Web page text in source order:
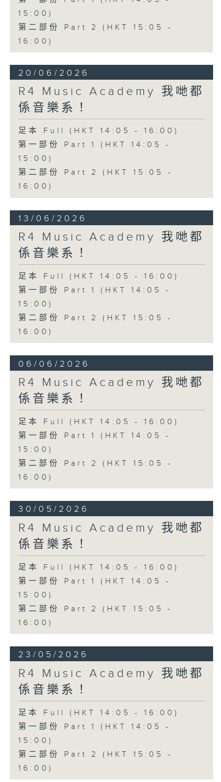
15:00)
第二部份 Part 2 (HKT 15:05 -
16:00)
20/06/2026
R4 Music Academy 我哋都
係音樂系！
足本 Full (HKT 14:05 - 16:00)
第一部份 Part 1 (HKT 14:05 -
15:00)
第二部份 Part 2 (HKT 15:05 -
16:00)
13/06/2026
R4 Music Academy 我哋都
係音樂系！
足本 Full (HKT 14:05 - 16:00)
第一部份 Part 1 (HKT 14:05 -
15:00)
第二部份 Part 2 (HKT 15:05 -
16:00)
06/06/2026
R4 Music Academy 我哋都
係音樂系！
足本 Full (HKT 14:05 - 16:00)
第一部份 Part 1 (HKT 14:05 -
15:00)
第二部份 Part 2 (HKT 15:05 -
16:00)
30/05/2026
R4 Music Academy 我哋都
係音樂系！
足本 Full (HKT 14:05 - 16:00)
第一部份 Part 1 (HKT 14:05 -
15:00)
第二部份 Part 2 (HKT 15:05 -
16:00)
23/05/2026
R4 Music Academy 我哋都
係音樂系！
足本 Full (HKT 14:05 - 16:00)
第一部份 Part 1 (HKT 14:05 -
15:00)
第二部份 Part 2 (HKT 15:05 -
16:00)